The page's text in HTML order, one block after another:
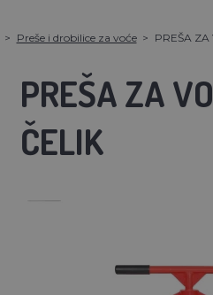
Preše i drobilice za voće PREŠA
PREŠA ZA
ČELIK